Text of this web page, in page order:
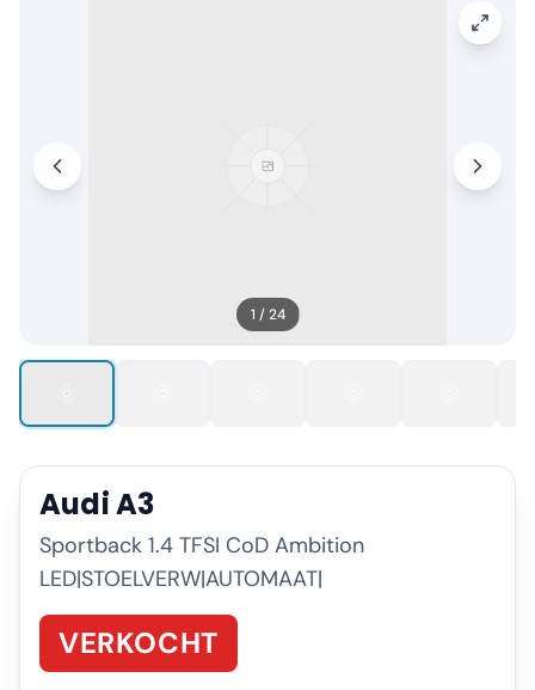
1 /24
AudiA3
Sportback 1.4 TFSI CoD Ambition
LED|STOELVERW|AUTOMAAT|
VERKOCHT